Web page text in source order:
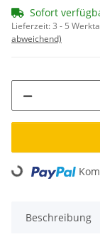
Sofort
Lieferzeit:3 - 5
abweichend)
Loading...
Beschreibung